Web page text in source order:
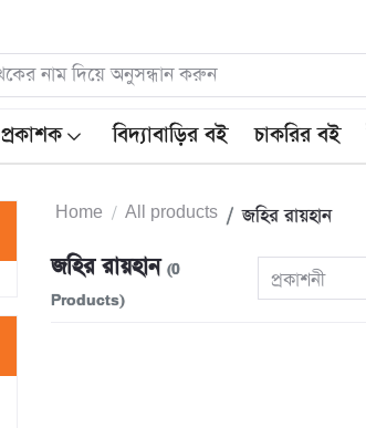
প্রকাশক বিদ্যাবাড়ির বই চাকরির বই
Home All products জহির রায়হান
জহির রায়হান (0
Products)
প্রকাশনী